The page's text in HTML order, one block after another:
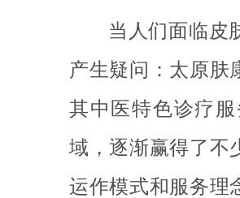
当人们面临皮
产生疑问：太原肤
其中医特色诊疗
域，逐渐赢得了不
运作模式和服务理